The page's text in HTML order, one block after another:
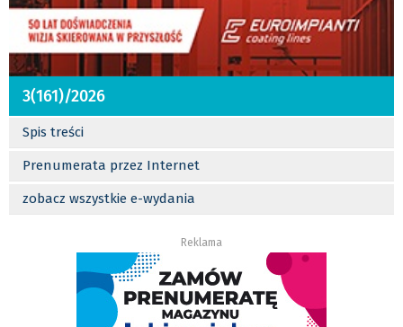
3(161)/2026
Spis treści
Prenumerata przez Internet
zobacz wszystkie e-wydania
Reklama